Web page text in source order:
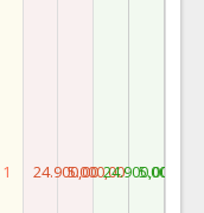
1 24.900,00
5.000,0024.900,005.000,00